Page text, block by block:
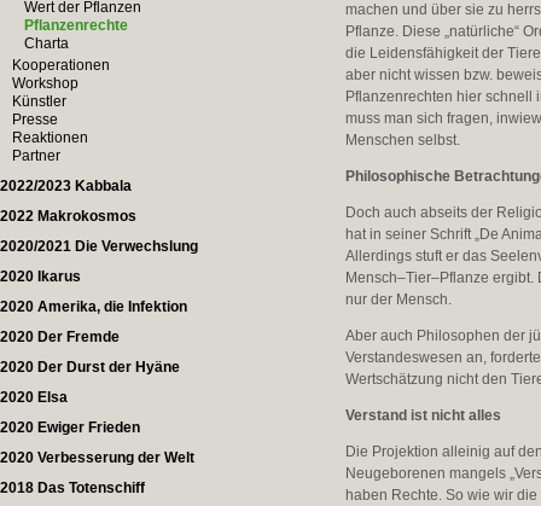
Wert der Pflanzen
Pflanzenrechte
Charta
Kooperationen
Workshop
Künstler
Presse
Reaktionen
Partner
2022/2023 Kabbala
2022 Makrokosmos
2020/2021 Die Verwechslung
2020 Ikarus
2020 Amerika, die Infektion
2020 Der Fremde
2020 Der Durst der Hyäne
2020 Elsa
2020 Ewiger Frieden
2020 Verbesserung der Welt
2018 Das Totenschiff
machen und über sie zu
Pflanze. Diese „natürliche“
die Leidensfähigkeit der
aber nicht wissen bzw.
Pflanzenrechten hier schnell
muss man sich fragen,
Menschen selbst.
Philosophische
Doch auch abseits der
hat in seiner Schrift „De
Allerdings stuft er das
Mensch–Tier–Pflanze ergibt.
nur der Mensch.
Aber auch Philosophen der
Verstandeswesen an,
Wertschätzung nicht den
Verstand ist nicht alles
Die Projektion alleinig auf
Neugeborenen mangels
haben Rechte. So wie wir